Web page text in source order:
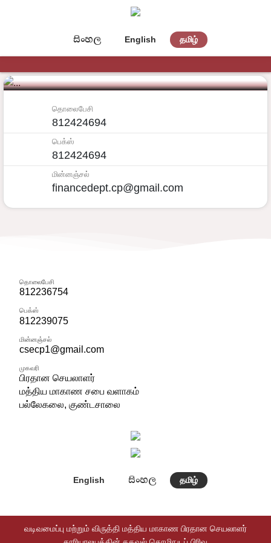
සිංහල English தமிழ்
මුදල් අංශය
தொலைபேசி
812424694
பெக்ஸ்
812424694
மின்னஞ்சல்
financedept.cp@gmail.com
தொலைபேசி
812236754
பெக்ஸ்
812239075
மின்னஞ்சல்
csecp1@gmail.com
முகவரி
பிரதான செயலாளர்
மத்திய மாகாண சபை வளாகம்
பல்லேகலை, குண்டசாலை
English සිංහල தமிழ்
வடிவமைப்பு மற்றும் விருத்தி மத்திய மாகாண பிரதான செயலாளர்